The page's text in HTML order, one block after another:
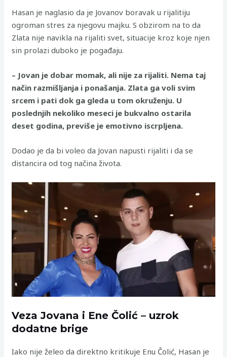
Hasan je naglasio da je Jovanov boravak u rijalitiju
ogroman stres za njegovu majku. S obzirom na to da
Zlata nije navikla na rijaliti svet, situacije kroz koje njen
sin prolazi duboko je pogađaju.
– Jovan je dobar momak, ali nije za rijaliti. Nema taj
način razmišljanja i ponašanja. Zlata ga voli svim
srcem i pati dok ga gleda u tom okruženju. U
poslednjih nekoliko meseci je bukvalno ostarila
deset godina, previše je emotivno iscrpljena.
Dodao je da bi voleo da Jovan napusti rijaliti i da se
distancira od tog načina života.
Veza Jovana i Ene Čolić – uzrok
dodatne brige
Iako nije želeo da direktno kritikuje Enu Čolić, Hasan je